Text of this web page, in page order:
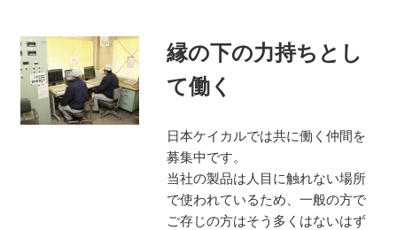
縁の下の力持ちとし
て働く
日本ケイカルでは共に働く仲間を
募集中です。
当社の製品は人目に触れない場所
で使われているため、一般の方で
ご存じの方はそう多くはないはず